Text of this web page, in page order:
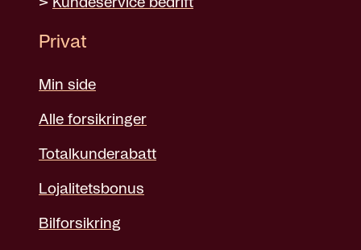
> Kundeservice bedrift
Privat
Min side
Alle forsikringer
Totalkunderabatt
Lojalitetsbonus
Bilforsikring